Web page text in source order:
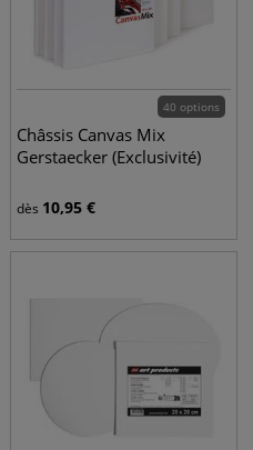
40 options
Châssis Canvas Mix
Gerstaecker (Exclusivité)
dès 10,95 €